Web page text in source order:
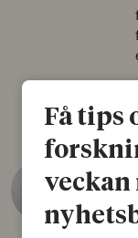
Få tips
veckan